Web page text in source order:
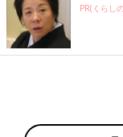
PR(くらし